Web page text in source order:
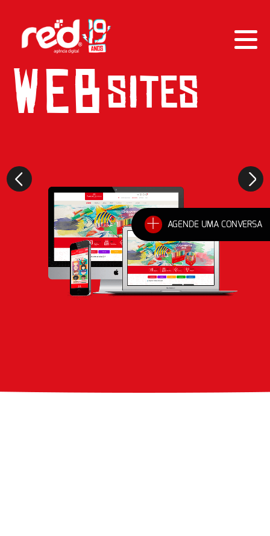
WEBSITES
+ AGENDE UMA CONVERSA